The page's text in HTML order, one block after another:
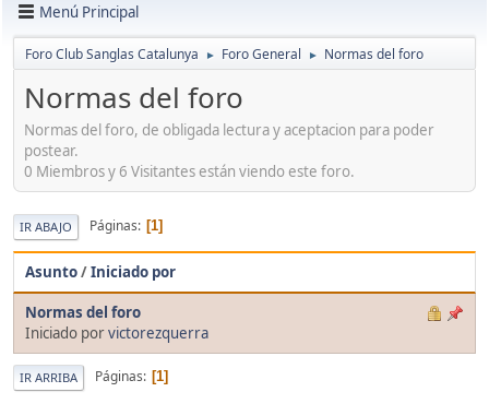
Menú Principal
Foro Club Sanglas Catalunya ► Foro General ► Normas del foro
Normas del foro
Normas del foro, de obligada lectura y aceptacion para poder
postear.
0 Miembros y 6 Visitantes están viendo este foro.
IR ABAJO Páginas 1
Asunto/Iniciado por
Normas del foro
Iniciado porvictorezquerra
IR ARRIBA Páginas 1